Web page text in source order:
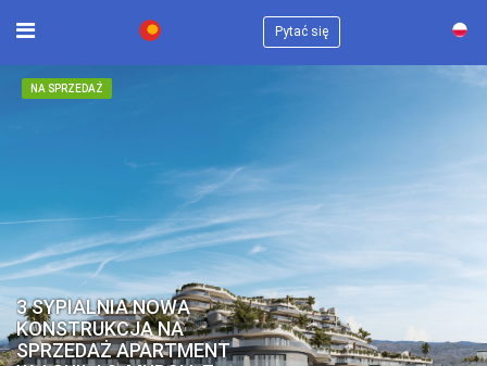
Pytać się
NA SPRZEDAŻ
3 SYPIALNIA NOWA
KONSTRUKCJA NA
SPRZEDAŻ APARTMENT